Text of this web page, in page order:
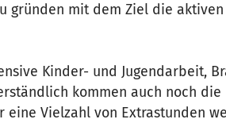
gründen mit dem Ziel die
Kinder- und Jugendarbeit,
kommen auch noch
Vielzahl von Extrastunden